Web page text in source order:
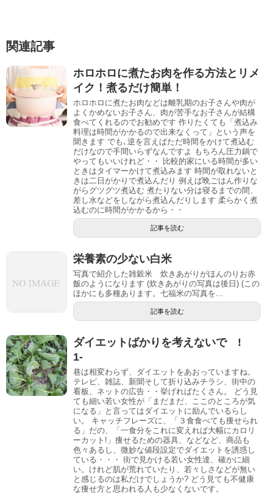
関連記事
ホロホロに煮たお肉を作る方法とリメ
イク！煮るだけ簡単！
ホロホロに煮たお肉などは離乳期のお子さんや肉が
よくかめないお子さん、肉が苦手なお子さんが結構
食べてくれるのでお勧めです 作りたくても「煮込み
料理は時間がかかるので出来なくって」という声を
聞きます でも､逆を言えばただ時間をかけて煮込む
だけなので手間いらずなんですよ もちろん圧力鍋で
やってもいいけれど・・ 比較的家にいる時間が多い
ときはタイマーかけて煮込みます 時間が取れないと
きは二日がかりで煮込んだり 例えば晩ごはん作りな
がらグツグツ煮込む 煮たりない分は寝るまでの間、
差し水などをしながら煮込んだりします 柔らかく煮
込むのに時間がかかるから・・
記事を読む
栄養素の少ない白米
写真で紹介した雑穀米 炊きあがりがほんのりお赤
飯のようになります (炊きあがりの写真は後日) (この
ほかにも多種あります。七福米の写真を...
記事を読む
ダイエットばかりを考えないで !
1-
巷は相変わらず、ダイエットをあおっていますね。
テレビ、雑誌、新聞そして折り込みチラシ、街中の
看板、ネットの広告・・挙げればたくさん。 どう見
ても細い若い女性が「まだまだ、ここのところが気
になる」と言ってはダイエットに励んでいるらし
い。 キャッチフレーズに、「３食食べても痩せられ
る」だの、「一食分をこれに変えれば大幅にカロリ
ーカット!」痩せるための器具、などなど、商品も
色々あるし、微妙な値段設定でダイエットを誘惑し
ている・・・ 街で見かける若い女性達、確かに細
い。けれど肌が荒れていたり、若々しさなどが無い
と感じるのは私だけでしょうか? どう見ても不健康
な痩せ方と思われる人も少なくないです。